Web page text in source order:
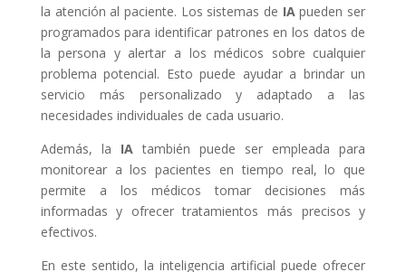
la atención al paciente. Los sistemas de IA pueden ser
programados para identificar patrones en los datos de
la persona y alertar a los médicos sobre cualquier
problema potencial. Esto puede ayudar a brindar un
servicio más personalizado y adaptado a las
necesidades individuales de cada usuario.
Además, la IA también puede ser empleada para
monitorear a los pacientes en tiempo real, lo que
permite a los médicos tomar decisiones más
informadas y ofrecer tratamientos más precisos y
efectivos.
En este sentido, la inteligencia artificial puede ofrecer